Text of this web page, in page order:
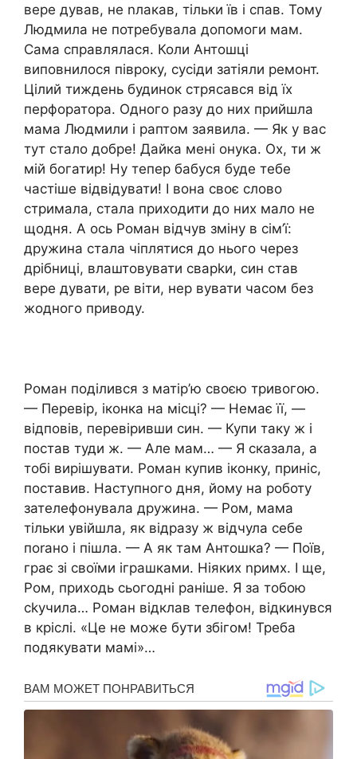
вере дував, не nлакав, тільки їв і спав. Тому
Людмила не потребувала допомоги мам.
Сама справлялася. Коли Антошці
виповнилося півроку, сусіди затіяли ремонт.
Цілий тиждень будинок стрясався від їх
перфоратора. Одного разу до них прийшла
мама Людмили і раптом заявила. — Як у вас
тут стало добре! Дайка мені онука. Ох, ти ж
мій богатир! Ну тепер бабуся буде тебе
частіше відвідувати! І вона своє слово
стримала, стала приходити до них мало не
щодня. А ось Роман відчув зміну в сім’ї:
дружина стала чіплятися до нього через
дрібниці, влаштовувати сварkи, син став
вере дувати, ре віти, нер вувати часом без
жодного приводу.
Роман поділився з матір’ю своєю тривогою.
— Перевір, іконка на місці? — Немає її, —
відповів, перевіривши син. — Купи таку ж і
постав туди ж. — Але мам… — Я сказала, а
тобі вирішувати. Роман купив іконку, приніс,
поставив. Наступного дня, йому на роботу
зателефонувала дружина. — Ром, мама
тільки увійшла, як відразу ж відчула себе
поrано і пішла. — А як там Антошка? — Поїв,
грає зі своїми іграшками. Ніяких nримх. І ще,
Ром, приходь сьогодні раніше. Я за тобою
сkучила… Роман відклав телефон, відкинувся
в кріслі. «Це не може бути збігом! Треба
подякувати мамі»…